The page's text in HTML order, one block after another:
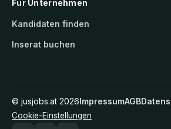
Für Unternehmen
Kandidaten finden
Inserat buchen
© jusjobs.at 2026ImpressumAGB
Cookie-Einstellungen